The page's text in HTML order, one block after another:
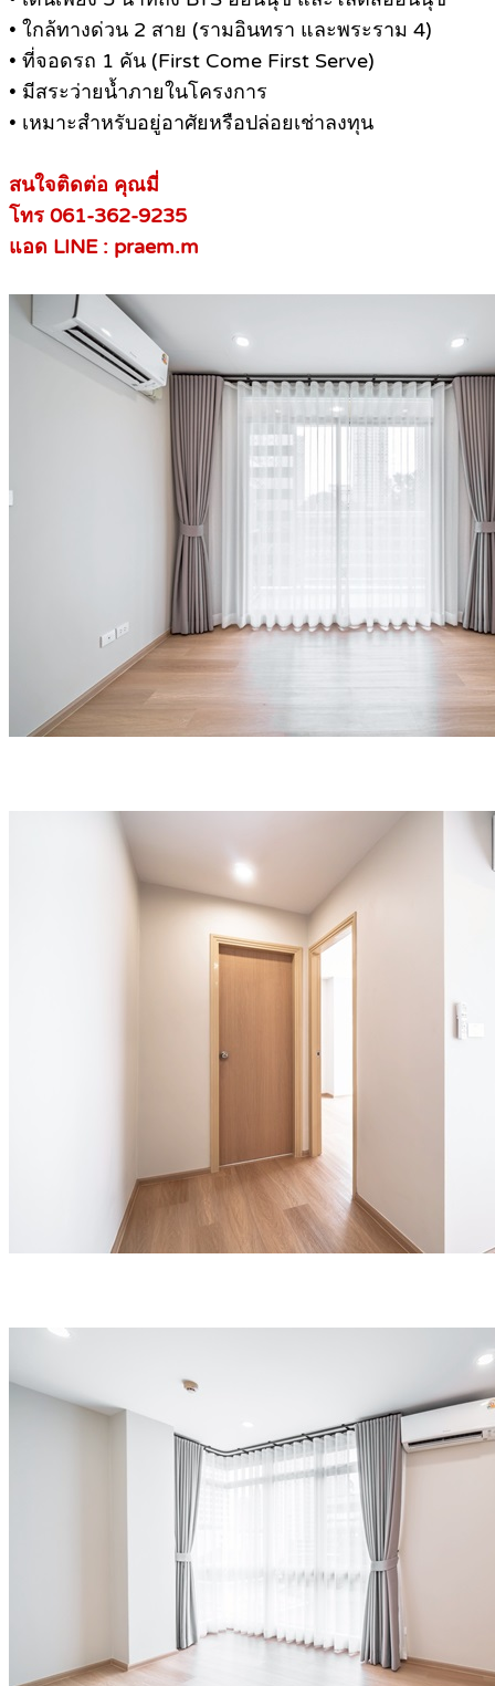
• ใกล้ทางด่วน 2 สาย (รามอินทรา และพระราม 4)
• ที่จอดรถ 1 คัน (First Come First Serve)
• มีสระว่ายน้ำภายในโครงการ
• เหมาะสำหรับอยู่อาศัยหรือปล่อยเช่าลงทุน
สนใจติดต่อ คุณมี่
โทร 061-362-9235
แอด LINE : praem.m